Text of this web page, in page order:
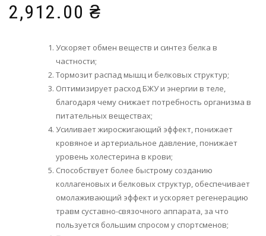
опроса
пользователя
2,912.00 ₴
Ускоряет обмен веществ и синтез белка в
частности;
Тормозит распад мышц и белковых структур;
Оптимизирует расход БЖУ и энергии в теле,
благодаря чему снижает потребность организма в
питательных веществах;
Усиливает жиросжигающий эффект, понижает
кровяное и артериальное давление, понижает
уровень холестерина в крови;
Способствует более быстрому созданию
коллагеновых и белковых структур, обеспечивает
омолаживающий эффект и ускоряет регенерацию
травм суставно-связочного аппарата, за что
пользуется большим спросом у спортсменов;